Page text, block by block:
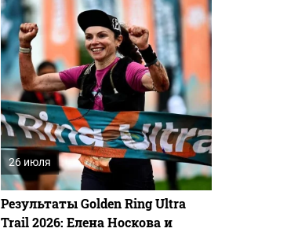
26 июля
Результаты Golden Ring Ultra
Trail 2026: Елена Носкова и